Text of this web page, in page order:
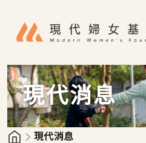
現代消息
現代消息